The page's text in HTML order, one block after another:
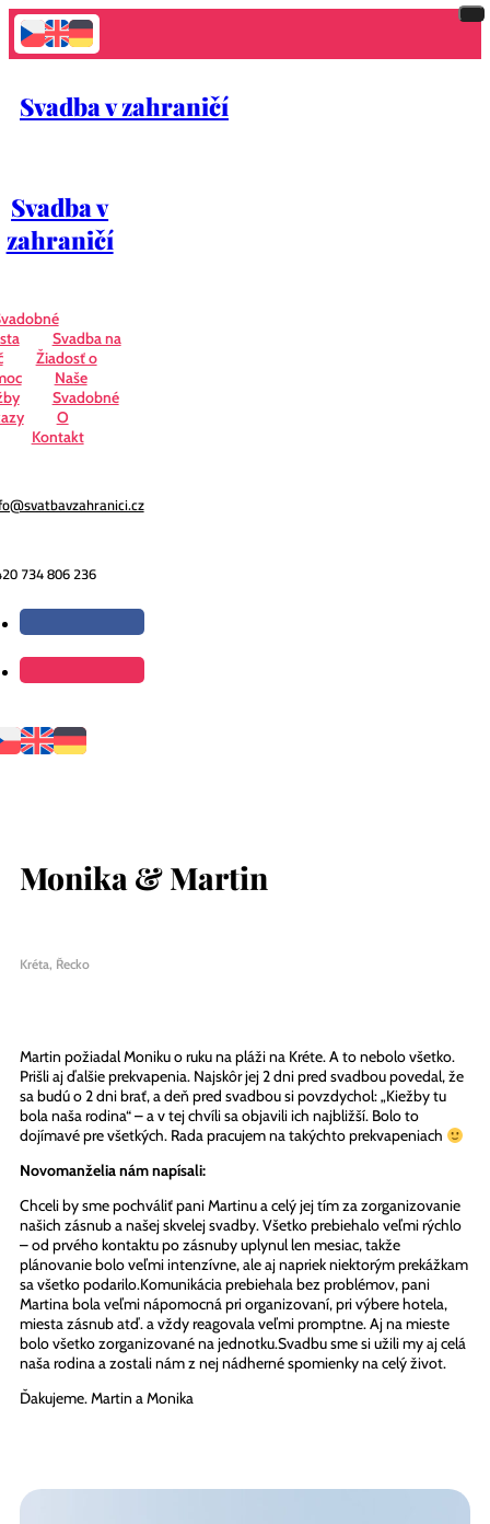
Svadba v zahraničí
Svadba v
zahraničí
Svadba na
Žiadosť o
Naše
Svadobné
O
Kontakt
734 806 236
Monika & Martin
Kréta, Řecko
Martin požiadal Moniku o ruku na pláži na Kréte. A to nebolo všetko.
Prišli aj ďalšie prekvapenia. Najskôr jej 2 dni pred svadbou povedal, že
sa budú o 2 dni brať, a deň pred svadbou si povzdychol: „Kiežby tu
bola naša rodina“ – a v tej chvíli sa objavili ich najbližší. Bolo to
dojímavé pre všetkých. Rada pracujem na takýchto prekvapeniach
Novomanželia nám napísali:
Chceli by sme pochváliť pani Martinu a celý jej tím za zorganizovanie
našich zásnub a našej skvelej svadby. Všetko prebiehalo veľmi rýchlo
– od prvého kontaktu po zásnuby uplynul len mesiac, takže
plánovanie bolo veľmi intenzívne, ale aj napriek niektorým prekážkam
sa všetko podarilo.Komunikácia prebiehala bez problémov, pani
Martina bola veľmi nápomocná pri organizovaní, pri výbere hotela,
miesta zásnub atď. a vždy reagovala veľmi promptne. Aj na mieste
bolo všetko zorganizované na jednotku.Svadbu sme si užili my aj celá
naša rodina a zostali nám z nej nádherné spomienky na celý život.
Ďakujeme. Martin a Monika